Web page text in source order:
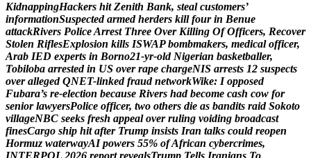
KidnappingHackers hit Zenith Bank, steal customers’
informationSuspected armed herders kill four in Benue
attackRivers PoliceArrest Three Over Killing Of Officers, Recover
Stolen RiflesExplosion kills ISWAP bombmakers, medical officer,
Arab IED experts in Borno21-yr-old Nigerian basketballer,
Tobiloba arrested in US over rape chargeNIS arrests 12 suspects
over alleged QNET-linked fraud networkWike: I opposed
Fubara’s re-election because Rivers had become cash cow for
senior lawyersPolice officer, two others die as bandits raid Sokoto
villageNBC seeks fresh appeal over ruling voiding broadcast
finesCargo ship hit after Trump insists Iran talks could reopen
Hormuz waterwayAI powers 55% ofAfrican cybercrimes,